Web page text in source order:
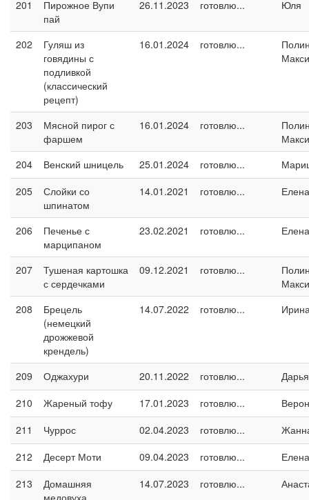
201
Пирожное Вупи
пай
26.11.2023 готовлю... Юля
202
Гуляш из
говядины с
подливкой
(классический
рецепт)
16.01.2024 готовлю...
203
Мясной пирог с
фаршем
16.01.2024 готовлю...
204
Венский шницель 25.01.2024 готовлю...
205
Слойки со
шпинатом
14.01.2021 готовлю...
206
Печенье с
марципаном
23.02.2021 готовлю...
207
Тушеная картошка
с сердечками
09.12.2021 готовлю...
208
Брецель
(немецкий
дрожжевой
крендель)
14.07.2022 готовлю...
209 Оджахури 20.11.2022 готовлю...
Дарья
210
Жареный тофу 17.01.2023 готовлю...
211
Чуррос 02.04.2023 готовлю...
212
Десерт Моти 09.04.2023 готовлю...
213
Домашняя
14.07.2023 готовлю...